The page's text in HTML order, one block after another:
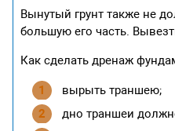
Вынутый грунт также не
большую его часть.
Как сделать дренаж
вырыть траншею;
дно траншеи